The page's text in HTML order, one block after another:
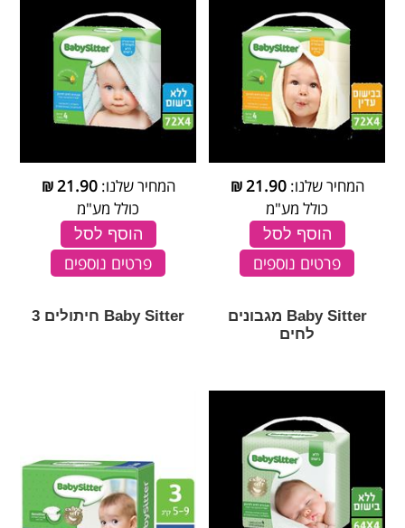
המחיר שלנו:21.90
₪
כולל מע"מ
הוסף לסל
פרטים נוספים
המחיר שלנו:21.90
₪
כולל מע"מ
הוסף לסל
פרטים נוספים
Baby Sitter מגבונים
לחים
Baby Sitter חיתולים 3